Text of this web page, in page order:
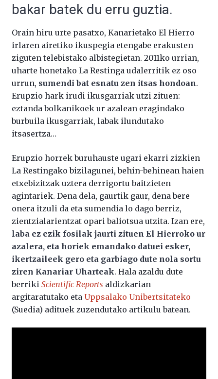
bakar batek du erru guztia.
Orain hiru urte pasatxo, Kanarietako El Hierro
irlaren airetiko ikuspegia etengabe erakusten
ziguten telebistako albistegietan. 2011ko urrian,
uharte honetako La Restinga udalerritik ez oso
urrun, sumendi bat esnatu zen itsas hondoan.
Erupzio hark irudi ikusgarriak utzi zituen:
eztanda bolkanikoek ur azalean eragindako
burbuila ikusgarriak, labak ilundutako
itsasertza…
Erupzio horrek buruhauste ugari ekarri zizkien
La Restingako bizilagunei, behin-behinean haien
etxebizitzak uztera derrigortu baitzieten
agintariek. Dena dela, gaurtik gaur, dena bere
onera itzuli da eta sumendia lo dago berriz,
zientzialarientzat opari baliotsua utzita. Izan ere,
laba ez ezik fosilak jaurti zituen El Hierroko ur
azalera, eta horiek emandako datuei esker,
ikertzaileek gero eta garbiago dute nola sortu
ziren Kanariar Uharteak. Hala azaldu dute
berriki Scientific Reports aldizkarian
argitaratutako eta Uppsalako Unibertsitateko
(Suedia) adituek zuzendutako artikulu batean.